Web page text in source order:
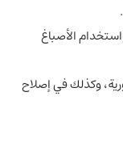
الأصباغ
وكذلك في إصلاح